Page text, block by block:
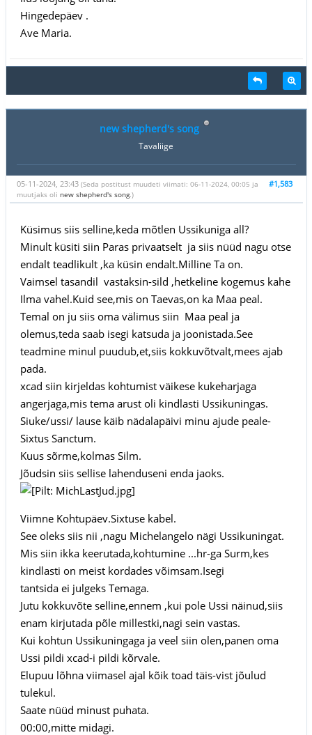
Hingedepäev .
Ave Maria.
new shepherd's song
Tavaliige
#1,583
05-11-2024, 23:43 (Seda postitust muudeti viimati: 06-11-2024, 00:05 ja
muutjaks oli new shepherd's song.)
Küsimus siis selline,keda mõtlen Ussikuniga all?
Minult küsiti siin Paras privaatselt ja siis nüüd nagu otse
endalt teadlikult ,ka küsin endalt.Milline Ta on.
Vaimsel tasandil vastaksin-sild ,hetkeline kogemus kahe
Ilma vahel.Kuid see,mis on Taevas,on ka Maa peal.
Temal on ju siis oma välimus siin Maa peal ja
olemus,teda saab isegi katsuda ja joonistada.See
teadmine minul puudub,et,siis kokkuvõtvalt,mees ajab
pada.
xcad siin kirjeldas kohtumist väikese kukeharjaga
angerjaga,mis tema arust oli kindlasti Ussikuningas.
Siuke/ussi/ lause käib nädalapäivi minu ajude peale-
Sixtus Sanctum.
Kuus sõrme,kolmas Silm.
Jõudsin siis sellise lahenduseni enda jaoks.
Viimne Kohtupäev.Sixtuse kabel.
See oleks siis nii ,nagu Michelangelo nägi Ussikuningat.
Mis siin ikka keerutada,kohtumine ...hr-ga Surm,kes
kindlasti on meist kordades võimsam.Isegi
tantsida ei julgeks Temaga.
Jutu kokkuvõte selline,ennem ,kui pole Ussi näinud,siis
enam kirjutada põle millestki,nagi sein vastas.
Kui kohtun Ussikuningaga ja veel siin olen,panen oma
Ussi pildi xcad-i pildi kõrvale.
Elupuu lõhna viimasel ajal kõik toad täis-vist jõulud
tulekul.
Saate nüüd minust puhata.
00:00,mitte midagi.